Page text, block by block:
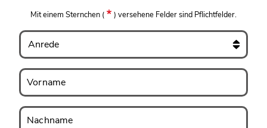
Mit einem Sternchen ( ) versehene Felder sind Pflichtfelder.
Anrede
Vorname
Vorname
Nachname
Nachname